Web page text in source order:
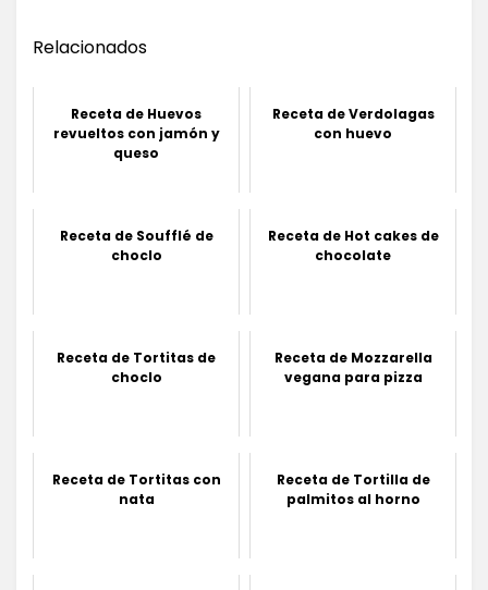
Relacionados
Receta de Huevos
revueltos con jamón y
queso
Receta de Verdolagas
con huevo
Receta de Soufflé de
choclo
Receta de Hot cakes de
chocolate
Receta de Tortitas de
choclo
Receta de Mozzarella
vegana para pizza
Receta de Tortitas con
nata
Receta de Tortilla de
palmitos al horno